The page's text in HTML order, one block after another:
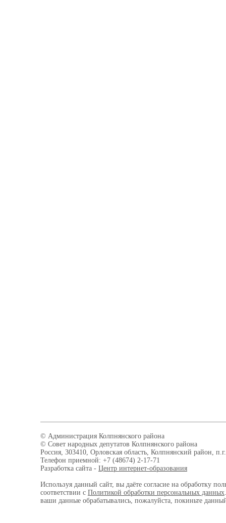
© Администрация Колпнянского района
© Совет народных депутатов Колпнянского района
Россия, 303410, Орловская область, Колпнянский район,
Телефон приемной: +7 (48674) 2-17-71
Разработка сайта - Центр интернет-образования
Используя данный сайт, вы даёте согласие на обработку
соответствии с Политикой обработки персональных данных
ваши данные обрабатывались, пожалуйста, покиньте